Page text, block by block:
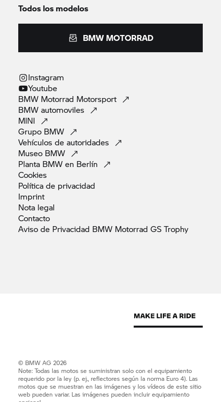
Todos los modelos
BMW MOTORRAD
Instagram
Youtube
BMW Motorrad Motorsport
BMWautomoviles
MINI
Grupo BMW
Vehículos deautoridades
Museo BMW
Planta BMW en Berlín
Cookies
Política de privacidad
Imprint
Nota legal
Contacto
Aviso de Privacidad BMW Motorrad GSTrophy
© BMW AG 2026
Note: Todas las motos se suministran solo con el equipamiento
requerido por la ley (p. ej., reflectores según la norma Euro 4). Las
motos que se muestran en las imágenes y los vídeos de este sitio
web pueden variar. Las imágenes pueden incluir equipamiento